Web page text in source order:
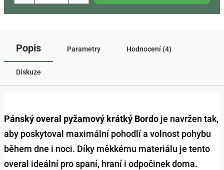
Popis Parametry Hodnocení (4)
Diskuze
Pánský overal pyžamový krátký Bordo je navržen tak,
aby poskytoval maximální pohodlí a volnost pohybu
během dne i noci. Díky měkkému materiálu je tento
overal ideální pro spaní, hraní i odpočinek doma.